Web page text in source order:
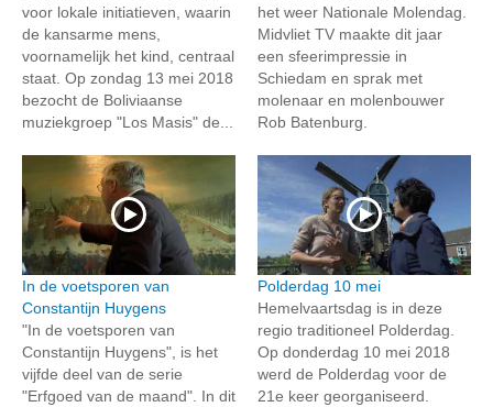
voor lokale initiatieven, waarin
de kansarme mens,
voornamelijk het kind, centraal
staat. Op zondag 13 mei 2018
bezocht de Boliviaanse
muziekgroep "Los Masis" de...
het weer Nationale Molendag.
Midvliet TV maakte dit jaar
een sfeerimpressie in
Schiedam en sprak met
molenaar en molenbouwer
Rob Batenburg.
In de voetsporen van
Constantijn Huygens
"In de voetsporen van
Constantijn Huygens", is het
vijfde deel van de serie
"Erfgoed van de maand". In dit
Polderdag 10 mei
Hemelvaartsdag is in deze
regio traditioneel Polderdag.
Op donderdag 10 mei 2018
werd de Polderdag voor de
21e keer georganiseerd.